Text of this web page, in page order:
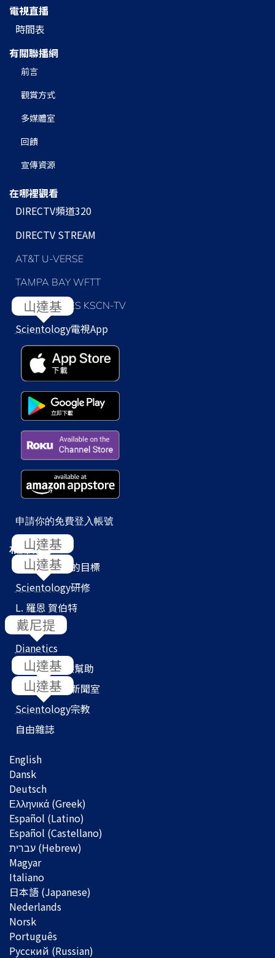
電視直播
時間表
有關聯播網
前言
觀賞方式
多媒體室
回饋
宣傳資源
在哪裡觀看
DIRECTV頻道320
DIRECTV STREAM
AT&T U-VERSE
TAMPA BAY WFTT
LOS ANGELES KSCN-TV
Scientology電視App
申請你的免費登入帳號
相關網站
Scientology
的目標
Scientology研修
L. 羅恩 賀伯特
教會搜尋器
Dianetics
我們如何提供幫助
Scientology
新聞室
Scientology宗教
自由雜誌
English
Dansk
Deutsch
Ελληνικά (Greek)
Español (Latino)
Español (Castellano)
Magyar
Italiano
日本語 (Japanese)
Nederlands
Norsk
Português
Русский (Russian)